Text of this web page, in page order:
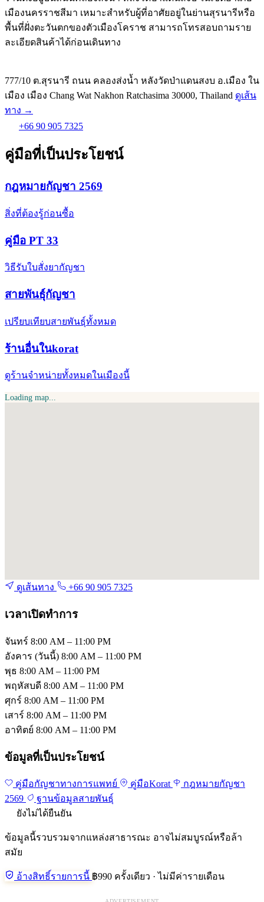
เมืองนครราชสีมา เหมาะสำหรับผู้ที่อาศัยอยู่ในย่านสุรนารีหรือ
พื้นที่ฝั่งตะวันตกของตัวเมืองโคราช สามารถโทรสอบถามราย
ละเอียดสินค้าได้ก่อนเดินทาง
777/10 ต.สุรนารี ถนน คลองส่งน้ำ หลังวัดป่าแดนสงบ อ.เมือง ใน
เมือง เมือง Chang Wat Nakhon Ratchasima 30000, Thailand ดูเส้น
ทาง →
+66 90 905 7325
คู่มือที่เป็นประโยชน์
กฎหมายกัญชา 2569
สิ่งที่ต้องรู้ก่อนซื้อ
คู่มือ PT 33
วิธีรับใบสั่งยากัญชา
สายพันธุ์กัญชา
เปรียบเทียบสายพันธุ์ทั้งหมด
ร้านอื่นในkorat
ดูร้านจำหน่ายทั้งหมดในเมืองนี้
Loading map...
ดูเส้นทาง +66 90 905 7325
เวลาเปิดทำการ
จันทร์ 8:00 AM – 11:00 PM
อังคาร (วันนี้) 8:00 AM – 11:00 PM
พุธ 8:00 AM – 11:00 PM
พฤหัสบดี 8:00 AM – 11:00 PM
ศุกร์ 8:00 AM – 11:00 PM
เสาร์ 8:00 AM – 11:00 PM
อาทิตย์ 8:00 AM – 11:00 PM
ข้อมูลที่เป็นประโยชน์
คู่มือกัญชาทางการแพทย์ คู่มือKorat
กฎหมายกัญชา
2569
ฐานข้อมูลสายพันธุ์
ยังไม่ได้ยืนยัน
ข้อมูลนี้รวบรวมจากแหล่งสาธารณะ อาจไม่สมบูรณ์หรือล้า
สมัย
อ้างสิทธิ์รายการนี้ ฿990 ครั้งเดียว · ไม่มีค่ารายเดือน